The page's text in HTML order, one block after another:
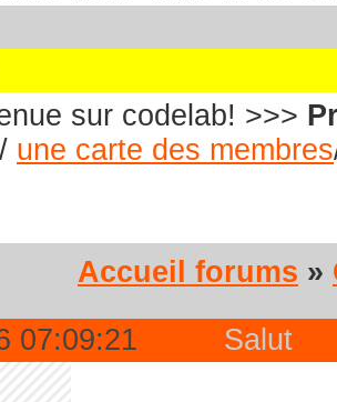
sur codelab! >>>
une carte des membres
Accueil forums »
07:09:21 Salut